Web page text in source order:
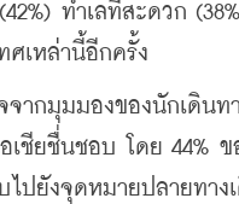
ทำเลที่สะดวก
ศเหล่านี้อีกครั้ง
กมุมมองของนักเดินท
เชียชื่นชอบ โดย 44%
ปยังจุดหมายปลายทาง